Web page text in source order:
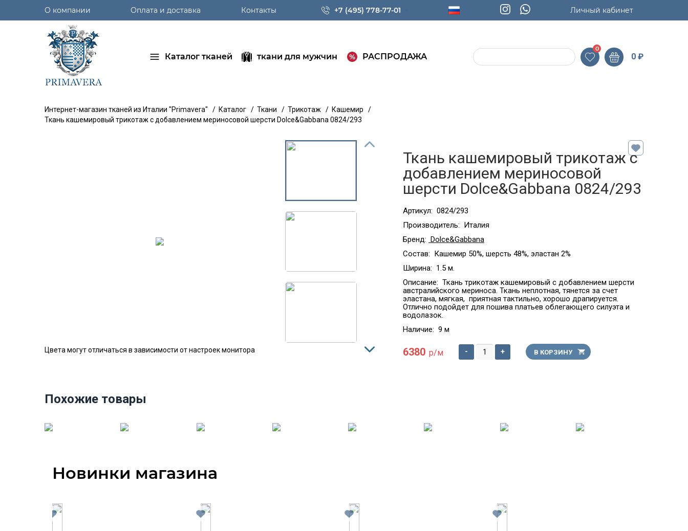
О компании Оплата и доставка Контакты +7 (495) 778-77-01 Личный кабинет
Каталог тканей ткани для мужчин РАСПРОДАЖА
0
0 ₽
Интернет-магазин тканей из Италии "Primavera" / Каталог / Ткани / Трикотаж / Кашемир /
Ткань кашемировый трикотаж с добавлением мериносовой шерсти Dolce&Gabbana 0824/293
Цвета могут отличаться в зависимости от настроек монитора
Ткань кашемировый трикотаж с
добавлением мериносовой
шерсти Dolce&Gabbana 0824/293
Артикул: 0824/293
Производитель: Италия
Бренд: Dolce&Gabbana
Состав: Кашемир 50%, шерсть 48%, эластан 2%
Ширина: 1.5 м.
Описание: Ткань трикотаж кашемировый с добавлением шерсти
австралийского мериноса. Ткань неплотная, тянется за счет
эластана, мягкая, приятная тактильно, хорошо драпируется.
Отлично подойдет для пошива платьев облегающего силуэта и
водолазок.
Наличие: 9 м
6380 р/м - + В КОРЗИНУ
Похожие товары
Новинки магазина